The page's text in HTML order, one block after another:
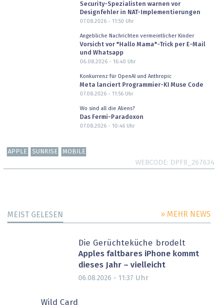
Security-Spezialisten warnen vor
Designfehler in NAT-Implementierungen
07.08.2026 - 11:50 Uhr
Angebliche Nachrichten vermeintlicher Kinder
Vorsicht vor "Hallo Mama"-Trick per E-Mail
und Whatsapp
06.08.2026 - 16:40 Uhr
Konkurrenz für OpenAI und Anthropic
Meta lanciert Programmier-KI Muse Code
07.08.2026 - 11:56Uhr
Wo sind all die Aliens?
Das Fermi-Paradoxon
07.08.2026 - 10:46Uhr
APPLE SUNRISE MOBILE
WEBCODE DPF8_267634
MEIST GELESEN » MEHR NEWS
Die Gerüchteküche brodelt
Apples faltbares iPhone kommt
dieses Jahr – vielleicht
06.08.2026 - 11:37 Uhr
Wild Card